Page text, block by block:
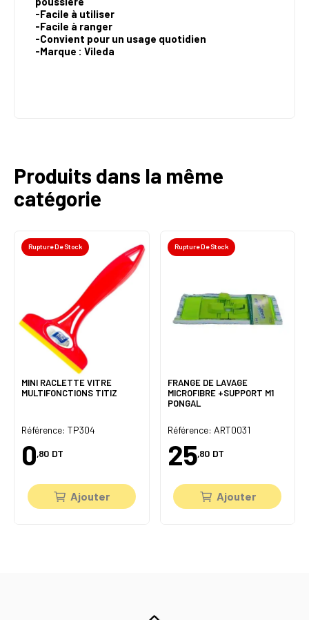
-Facile à utiliser
-Facile à ranger
-Convient pour un usage quotidien
-Marque : Vileda
Produits dans la même
catégorie
Rupture De Stock
MINI RACLETTE VITRE
MULTIFONCTIONS TITIZ
Référence: TP304
0,80 DT
Ajouter
Rupture De Stock
FRANGE DE LAVAGE
MICROFIBRE +SUPPORT M1
PONGAL
Référence: ART0031
25,80 DT
Ajouter